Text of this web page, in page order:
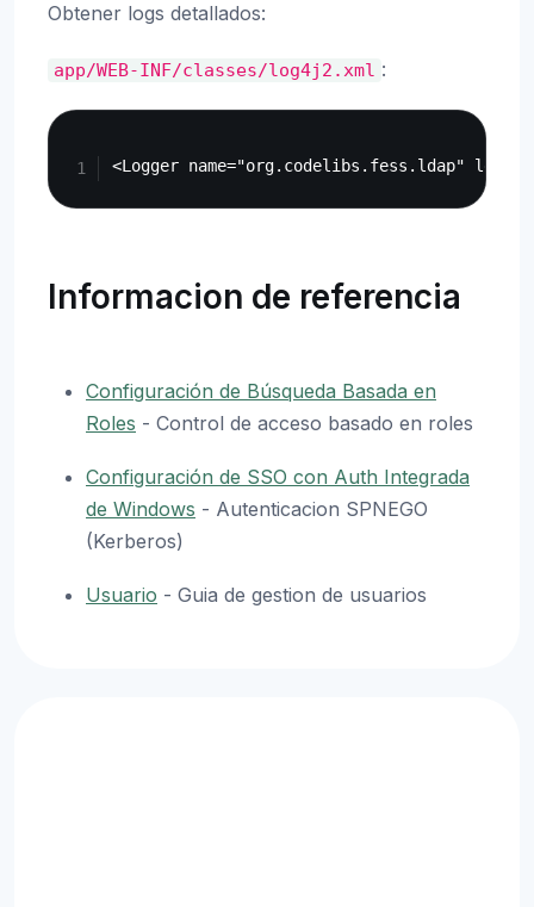
Obtener logs detallados:
app/WEB-INF/classes/log4j2.xml :
Informacion de referencia
Configuración de Búsqueda Basada en
Roles - Control de acceso basado en roles
Configuración de SSO con Auth Integrada
de Windows - Autenticacion SPNEGO
(Kerberos)
Usuario - Guia de gestion de usuarios